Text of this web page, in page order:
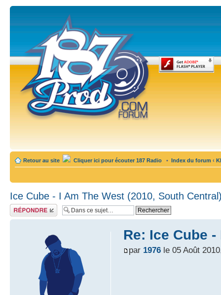
Retour au site Cliquer ici pour écouter 187 Radio • Index du forum ‹
Ice Cube - I Am The West (2010, South
Publier une
réponse
Re: Ice Cube
par 1976 le 05 Août